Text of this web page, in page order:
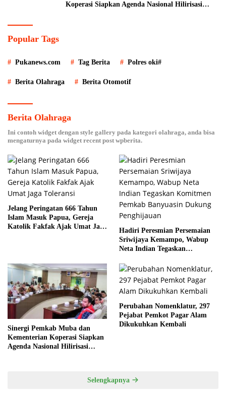
Koperasi Siapkan Agenda Nasional Hilirisasi
Popular Tags
Pukanews.com Tag Berita Polres oki#
Berita Olahraga Berita Otomotif
Berita Olahraga
Ini contoh widget dengan style gallery pada kategori olahraga, anda bisa
mengaturnya pada widget recent post wpberita.
Jelang Peringatan 666 Tahun
Islam Masuk Papua, Gereja
Katolik Fakfak Ajak Umat Jaga
Hadiri Peresmian Persemaian
Sriwijaya Kemampo, Wabup
Neta Indian Tegaskan
Dukung Penghijauan
Sinergi Pemkab Muba dan
Kementerian Koperasi Siapkan
Agenda Nasional Hilirisasi
Perubahan Nomenklatur, 297
Pejabat Pemkot Pagar Alam
Dikukuhkan Kembali
Selengkapnya